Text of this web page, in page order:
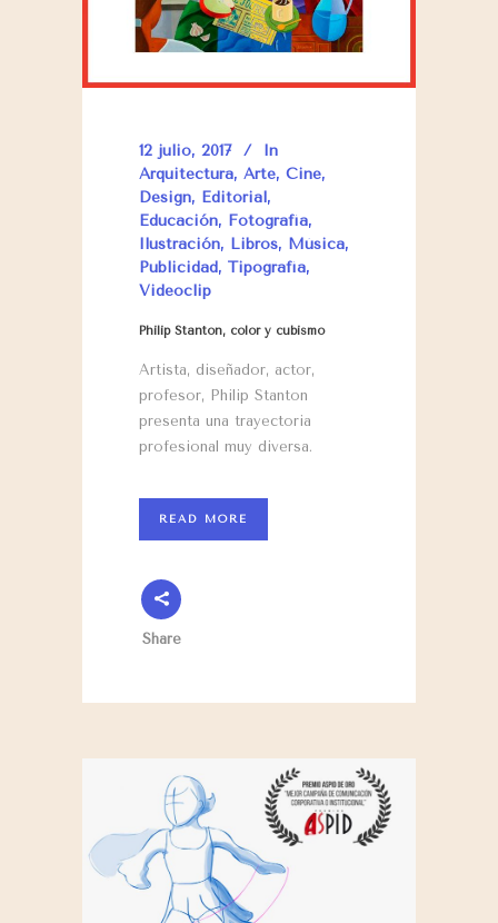
12 julio, 2017
In
Arquitectura, Arte, Cine,
Design, Editorial,
Educación, Fotografía,
Ilustración, Libros, Música,
Publicidad, Tipografía,
Videoclip
Philip Stanton, color y cubismo
Artista, diseñador, actor,
profesor, Philip Stanton
presenta una trayectoria
profesional muy diversa.
READ MORE
Share